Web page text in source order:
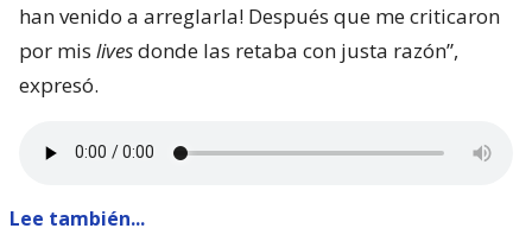
han venido a arreglarla! Después que me criticaron
por mis livesdonde las retaba con justa razón”,
expresó.
Lee también...